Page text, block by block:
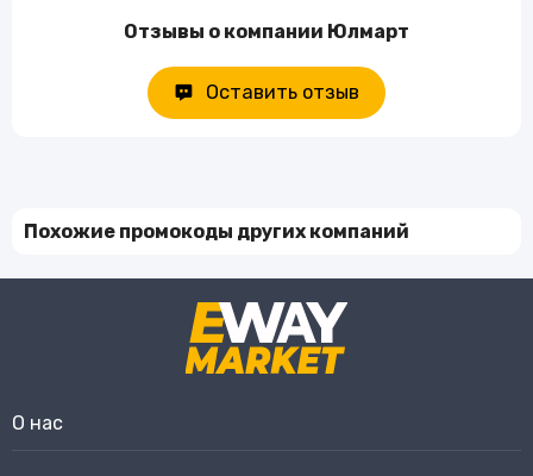
Отзывы о компании Юлмарт
Оставить отзыв
Похожие промокоды других компаний
О нас